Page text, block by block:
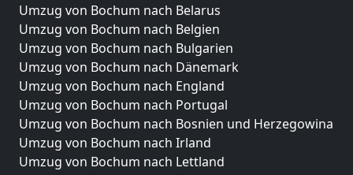
Umzug von Bochum nach Belarus
Umzug von Bochum nach Belgien
Umzug von Bochum nach Bulgarien
Umzug von Bochum nach Dänemark
Umzug von Bochum nach England
Umzug von Bochum nach Portugal
Umzug von Bochum nach Bosnien und Herzegowina
Umzug von Bochum nach Irland
Umzug von Bochum nach Lettland